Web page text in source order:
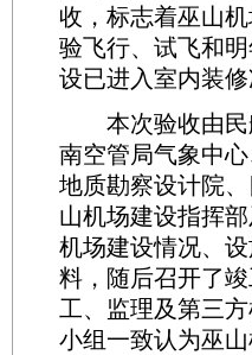
收，标志着巫山
验飞行、试飞和
设已进入室内装修
本次验收由民
南空管局气象中
地质勘察设计院
山机场建设指挥
机场建设情况、
料，随后召开了
工、监理及第三
小组一致认为巫